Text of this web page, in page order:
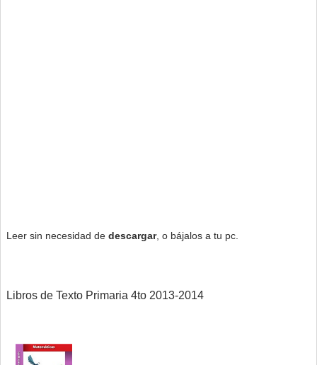
Leer sin necesidad de descargar, o bájalos a tu pc.
Libros de Texto Primaria 4to 2013-2014